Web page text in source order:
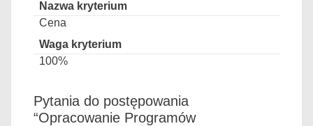
Cena
100%
Pytania do postępowania
“Opracowanie Programów